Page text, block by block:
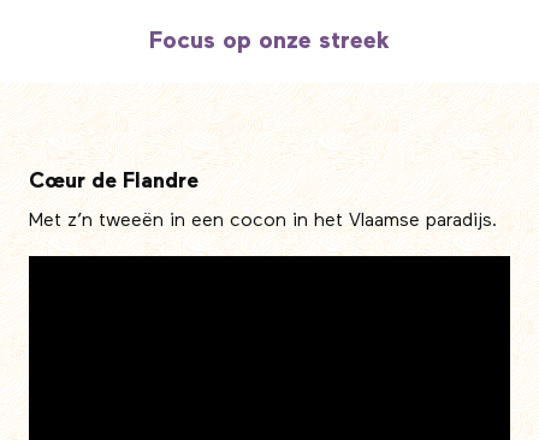
Focus op onze streek
Cœur de Flandre
Met z’n tweeën in een cocon in het Vlaamse paradijs.